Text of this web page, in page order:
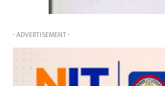
- ADVERTISEMENT -